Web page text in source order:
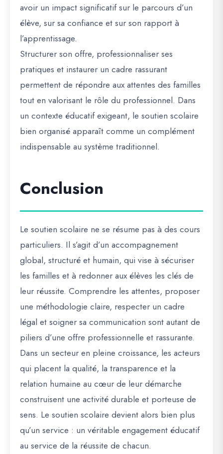
avoir un impact significatif sur le parcours d’un
élève, sur sa confiance et sur son rapport à
l’apprentissage.
Structurer son offre, professionnaliser ses
pratiques et instaurer un cadre rassurant
permettent de répondre aux attentes des familles
tout en valorisant le rôle du professionnel. Dans
un contexte éducatif exigeant, le soutien scolaire
bien organisé apparaît comme un complément
indispensable au système traditionnel.
Conclusion
Le soutien scolaire ne se résume pas à des cours
particuliers. Il s’agit d’un accompagnement
global, structuré et humain, qui vise à sécuriser
les familles et à redonner aux élèves les clés de
leur réussite. Comprendre les attentes, proposer
une méthodologie claire, respecter un cadre
légal et soigner sa communication sont autant de
piliers d’une offre professionnelle et rassurante.
Dans un secteur en pleine croissance, les acteurs
qui placent la qualité, la transparence et la
relation humaine au cœur de leur démarche
construisent une activité durable et porteuse de
sens. Le soutien scolaire devient alors bien plus
qu’un service : un véritable engagement éducatif
au service de la réussite de chacun.